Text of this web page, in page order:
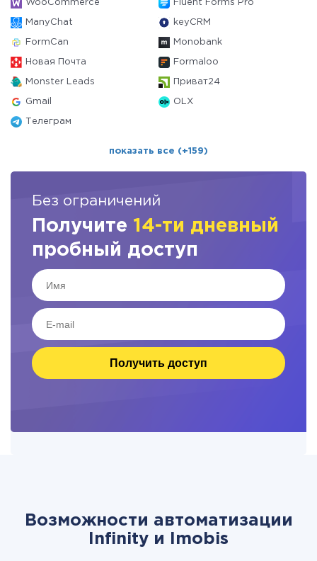
WooCommerce Fluent Forms Pro
ManyChat keyCRM
FormCan Monobank
Новая Почта Formaloo
Monster Leads Приват24
Gmail OLX
Телеграм
показать все (+159)
Без ограничений
Получите 14-ти дневный
пробный доступ
Получить доступ
Возможности автоматизации
Infinity и Imobis